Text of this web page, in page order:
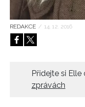
REDAKCE / 14. 12. 2016
Přidejte si
zprávách